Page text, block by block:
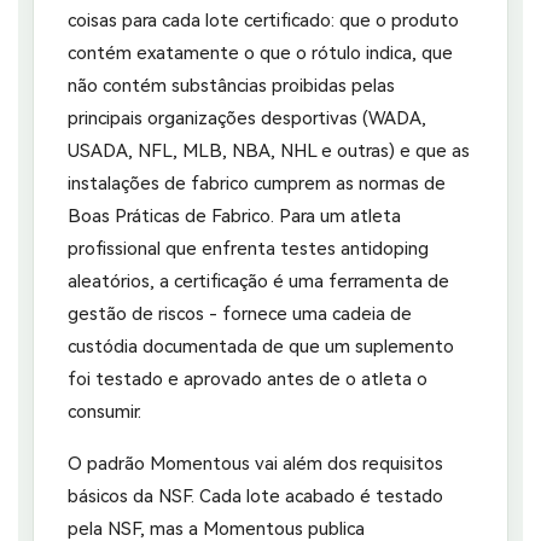
coisas para cada lote certificado: que o produto
contém exatamente o que o rótulo indica, que
não contém substâncias proibidas pelas
principais organizações desportivas (WADA,
USADA, NFL, MLB, NBA, NHL e outras) e que as
instalações de fabrico cumprem as normas de
Boas Práticas de Fabrico. Para um atleta
profissional que enfrenta testes antidoping
aleatórios, a certificação é uma ferramenta de
gestão de riscos - fornece uma cadeia de
custódia documentada de que um suplemento
foi testado e aprovado antes de o atleta o
consumir.
O padrão Momentous vai além dos requisitos
básicos da NSF. Cada lote acabado é testado
pela NSF, mas a Momentous publica